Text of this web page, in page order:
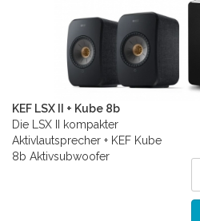
KEF LSX II + Kube 8b
Die LSX II kompakter
Aktivlautsprecher + KEF Kube
8b Aktivsubwoofer